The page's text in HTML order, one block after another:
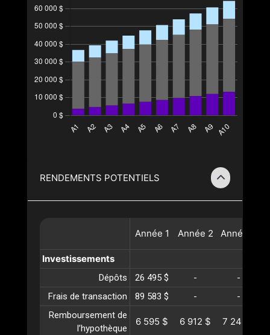
RENDEMENTS POTENTIELS
Année 1 Année 2 Année
Investissements
Dépôts 26 495 $ -
-
Frais de transaction
89 583 $ -
-
Remboursement de
l’hypothèque
6 595 $ 6 912 $ 7 245 $